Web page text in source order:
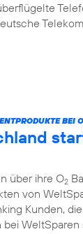
BEI O
über ihre O2
von
Kunden,